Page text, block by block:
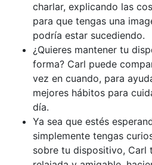
charlar, explicando las
para que tengas una
podría estar sucediendo.
¿Quieres mantener tu
forma? Carl puede
vez en cuando, para
mejores hábitos para
día.
Ya sea que estés
simplemente tengas
sobre tu dispositivo, Carl